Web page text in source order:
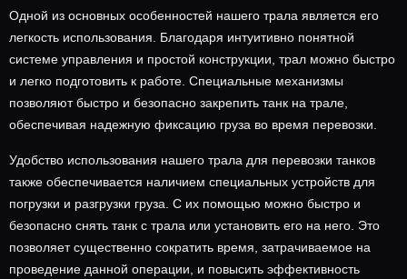
Одной из основных особенностей нашего трала является его
легкость использования. Благодаря интуитивно понятной
системе управления и простой конструкции, трал можно быстро
и легко подготовить к работе. Специальные механизмы
позволяют быстро и безопасно закрепить танк на трале,
обеспечивая надежную фиксацию груза во время перевозки.
Удобство использования нашего трала для перевозки танков
также обеспечивается наличием специальных устройств для
погрузки и разгрузки груза. С их помощью можно быстро и
безопасно снять танк с трала или установить его на него. Это
позволяет существенно сократить время, затрачиваемое на
проведение данной операции, и повысить эффективность